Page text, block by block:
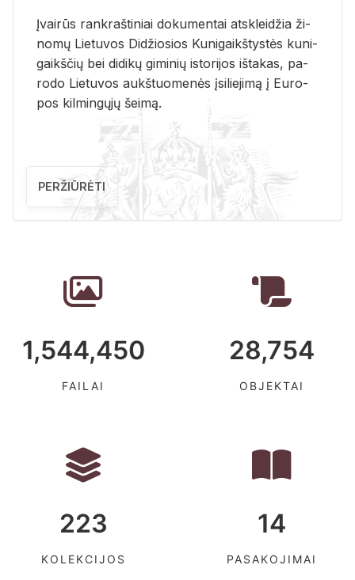
Įvai­rūs rank­raš­ti­niai do­ku­men­tai at­sklei­džia ži­
no­mų Lie­tu­vos Di­džio­sios Ku­ni­gaikš­tys­tės ku­ni­
gaikš­čių bei di­di­kų gi­mi­nių is­to­ri­jos iš­ta­kas, pa­
ro­do Lie­tu­vos aukš­tuo­me­nės įsi­lie­ji­mą į Eu­ro­
pos kil­min­gų­jų šei­mą.
PERŽIŪRĖTI
1,544,450
FAILAI
28,754
OBJEKTAI
223
KOLEKCIJOS
14
PASAKOJIMAI